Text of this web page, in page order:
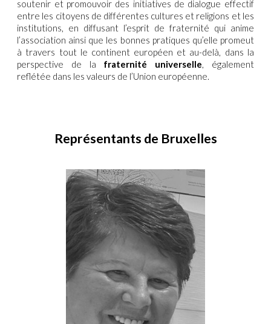
soutenir et promouvoir des initiatives de dialogue effectif
entre les citoyens de différentes cultures et religions et les
institutions, en diffusant l’esprit de fraternité qui anime
l’association ainsi que les bonnes pratiques qu’elle promeut
à travers tout le continent européen et au-delà, dans la
perspective de la fraternité universelle, également
reflétée dans les valeurs de l’Union européenne.
Représentants de Bruxelles